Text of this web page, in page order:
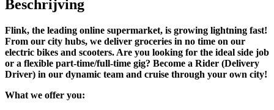
Beschrijving
Flink, the leading online supermarket, is growing lightning fast!
From our city hubs, we deliver groceries in no time on our
electric bikes and scooters. Are you looking for the ideal side job
or a flexible part-time/full-time gig? Become a Rider (Delivery
Driver) in our dynamic team and cruise through your own city!
What we offer you: